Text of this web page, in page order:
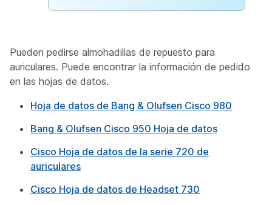
Pueden pedirse almohadillas de repuesto para
auriculares. Puede encontrar la información de pedido
en las hojas de datos.
Hoja de datos de Bang & Olufsen Cisco 980
Bang & Olufsen Cisco 950 Hoja de datos
Cisco Hoja de datos de la serie 720 de
auriculares
Cisco Hoja de datos de Headset 730